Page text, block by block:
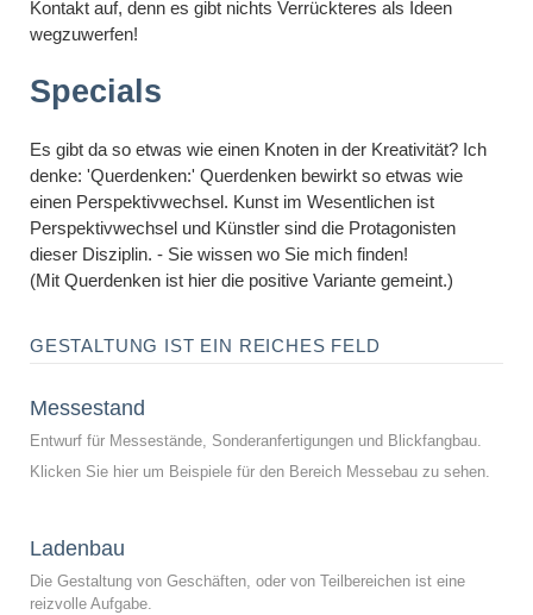
Kontakt auf, denn es gibt nichts Verrückteres als Ideen
wegzuwerfen!
Specials
Es gibt da so etwas wie einen Knoten in der Kreativität? Ich
denke: 'Querdenken:' Querdenken bewirkt so etwas wie
einen Perspektivwechsel. Kunst im Wesentlichen ist
Perspektivwechsel und Künstler sind die Protagonisten
dieser Disziplin. - Sie wissen wo Sie mich finden!
(Mit Querdenken ist hier die positive Variante gemeint.)
GESTALTUNG IST EIN REICHES FELD
Messestand
Entwurf für Messestände, Sonderanfertigungen und Blickfangbau.
Klicken Sie hier um Beispiele für den Bereich Messebau zu sehen.
Ladenbau
Die Gestaltung von Geschäften, oder von Teilbereichen ist eine
reizvolle Aufgabe.